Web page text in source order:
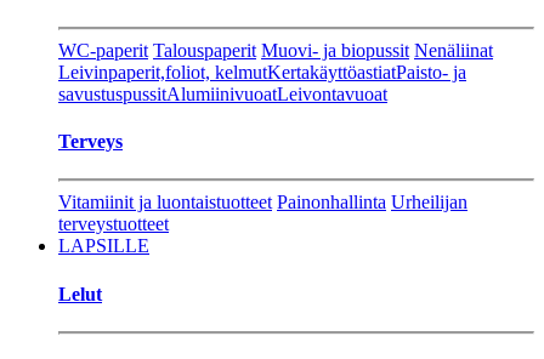
WC-paperit Talouspaperit Muovi- ja biopussit Nenäliinat
Leivinpaperit,foliot, kelmutKertakäyttöastiatPaisto- ja
savustuspussitAlumiinivuoatLeivontavuoat
Terveys
Vitamiinit ja luontaistuotteet Painonhallinta Urheilijan
terveystuotteet
LAPSILLE
Lelut